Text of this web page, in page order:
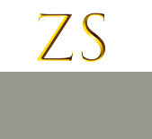
content